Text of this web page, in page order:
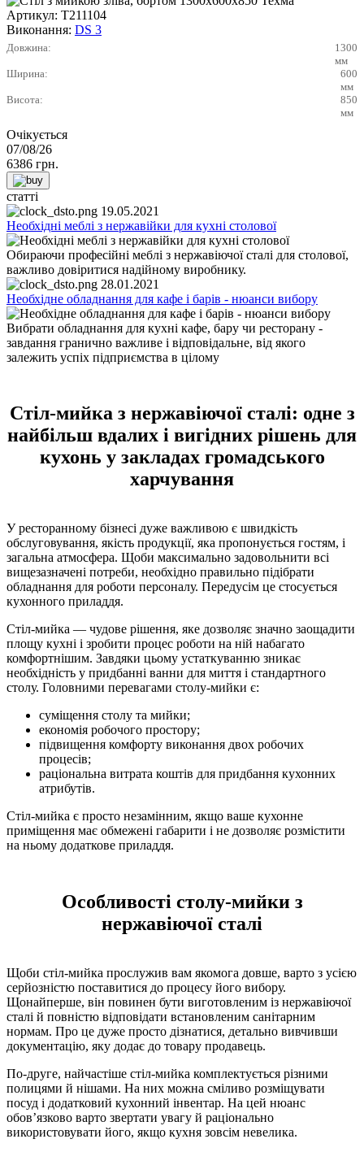
Артикул: Т211104
Виконання: DS 3
Довжина:
1300
мм
Ширина:
600
мм
Висота:
850
мм
Очікується
07/08/26
6386 грн.
статті
19.05.2021
Необхідні меблі з нержавійки для кухні столової
Обираючи професійні меблі з нержавіючої сталі для столової,
важливо довіритися надійному виробнику.
28.01.2021
Необхідне обладнання для кафе і барів - нюанси вибору
Вибрати обладнання для кухні кафе, бару чи ресторану -
завдання гранично важливе і відповідальне, від якого
залежить успіх підприємства в цілому
Стіл-мийка з нержавіючої сталі: одне з
найбільш вдалих і вигідних рішень для
кухонь у закладах громадського
харчування
У ресторанному бізнесі дуже важливою є швидкість
обслуговування, якість продукції, яка пропонується гостям, і
загальна атмосфера. Щоби максимально задовольнити всі
вищезазначені потреби, необхідно правильно підібрати
обладнання для роботи персоналу. Передусім це стосується
кухонного приладдя.
Стіл-мийка — чудове рішення, яке дозволяє значно заощадити
площу кухні і зробити процес роботи на ній набагато
комфортнішим. Завдяки цьому устаткуванню зникає
необхідність у придбанні ванни для миття і стандартного
столу. Головними перевагами столу-мийки є:
суміщення столу та мийки;
економія робочого простору;
підвищення комфорту виконання двох робочих
процесів;
раціональна витрата коштів для придбання кухонних
атрибутів.
Стіл-мийка є просто незамінним, якщо ваше кухонне
приміщення має обмежені габарити і не дозволяє розмістити
на ньому додаткове приладдя.
Особливості столу-мийки з
нержавіючої сталі
Щоби стіл-мийка прослужив вам якомога довше, варто з усією
серйозністю поставитися до процесу його вибору.
Щонайперше, він повинен бути виготовленим із нержавіючої
сталі й повністю відповідати встановленим санітарним
нормам. Про це дуже просто дізнатися, детально вивчивши
документацію, яку додає до товару продавець.
По-друге, найчастіше стіл-мийка комплектується різними
полицями й нішами. На них можна сміливо розміщувати
посуд і додатковий кухонний інвентар. На цей нюанс
обов’язково варто звертати увагу й раціонально
використовувати його, якщо кухня зовсім невелика.